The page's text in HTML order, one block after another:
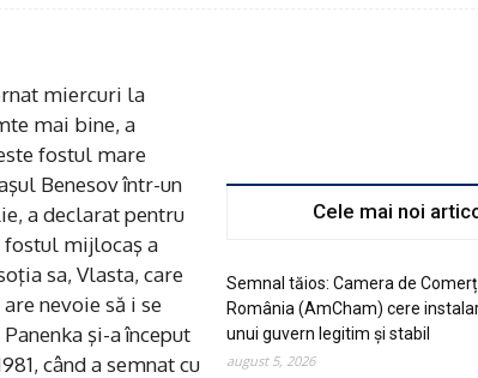
miercuri la
mai bine, a
fostul mare
Benesov într-un
a declarat pentru
fostul mijlocaş a
sa, Vlasta, care
nevoie să i se
şi-a început
când a semnat cu
Cele mai noi
Semnal tăios: Camera de
România (AmCham) cere
unui guvern legitim şi stabil
august 5, 2026